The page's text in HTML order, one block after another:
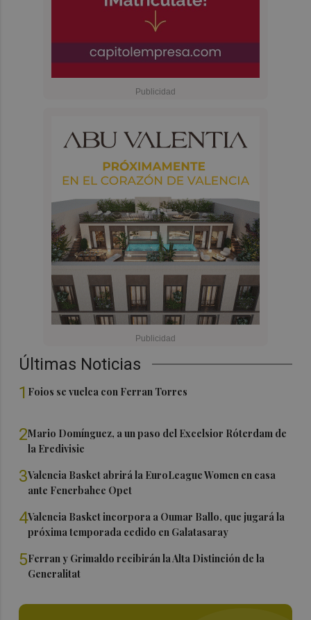
Últimas Noticias
1 Foios se vuelca con Ferran Torres
2Mario Domínguez, a un paso del Excelsior Róterdam de
la Eredivisie
3Valencia Basket abrirá la EuroLeague Women en casa
ante Fenerbahce Opet
4Valencia Basket incorpora a Oumar Ballo, que jugará la
próxima temporada cedido en Galatasaray
5Ferran y Grimaldo recibirán la Alta Distinción de la
Generalitat